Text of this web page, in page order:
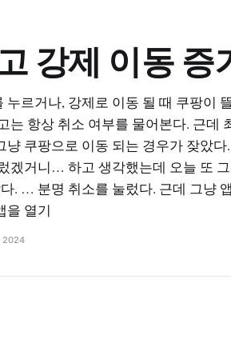
강제 이동 증
누르거나, 강제로 이동 될 때 쿠팡이
는 항상 취소 여부를 물어본다. 근데
냥 쿠팡으로 이동 되는 경우가 잦았다
겠거니… 하고 생각했는데 오늘 또
. … 분명 취소를 눌렀다. 근데 그냥
을 열기
2024